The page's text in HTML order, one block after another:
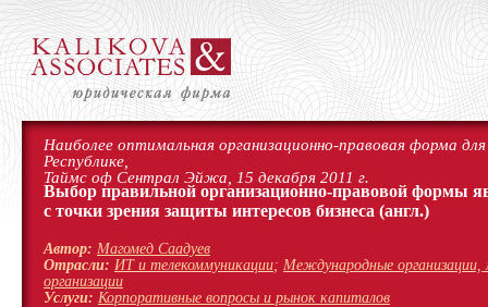
Наиболее оптимальная организационно-правовая форма
Республике,
Таймс оф Сентрал Эйжа, 15 декабря 2011 г.
Выбор правильной организационно-правовой формы
с точки зрения защиты интересов бизнеса (англ.)
Автор: Магомед Саадуев
Отрасли: ИТ и телекоммуникации; Международные организации,
организации
Услуги: Корпоративные вопросы и рынок капиталов